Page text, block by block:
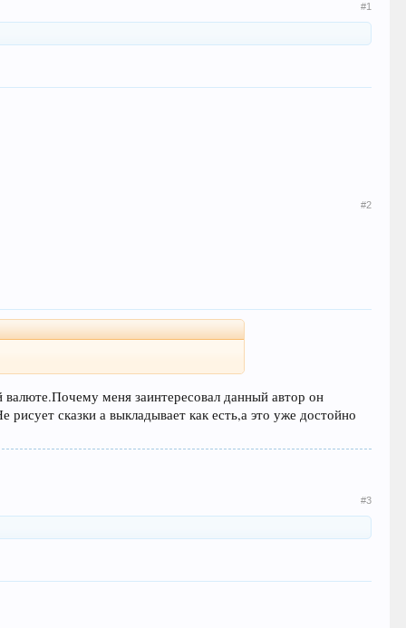
#1
#2
меня заинтересовал данный автор он
сказки а выкладывает как есть,а это уже достойно
#3